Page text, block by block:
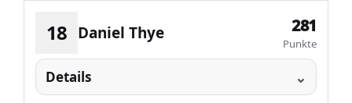
18 Daniel Thye 281
Punkte
Details